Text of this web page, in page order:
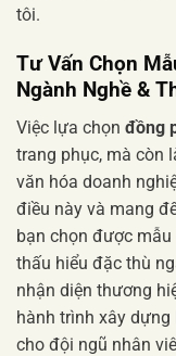
tôi.
Tư Vấn Chọn
Ngành Nghề &
Việc lựa chọn đồng
trang phục, mà còn
văn hóa doanh
điều này và mang
bạn chọn được
thấu hiểu đặc thù
nhận diện thương
hành trình xây
cho đội ngũ nhân